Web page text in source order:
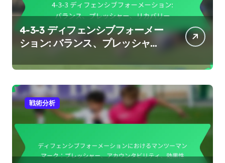
4-3-3 ディフェンシブフォーメー
ション: バランス、プレッシャ
戦術分析